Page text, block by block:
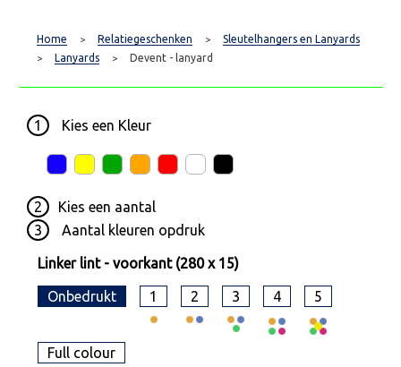
Home > Relatiegeschenken > Sleutelhangers en Lanyards
> Lanyards > Devent - lanyard
1 Kies een Kleur
2 Kies een aantal
3
Aantal kleuren opdruk
Linker lint - voorkant (280 x 15)
Onbedrukt 1 2 3 4 5
Full colour